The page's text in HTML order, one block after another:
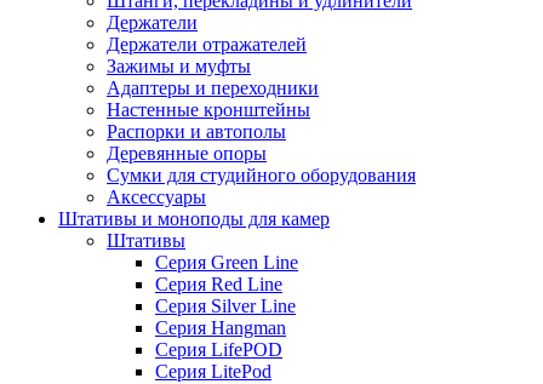
Держатели
Держатели отражателей
Зажимы и муфты
Адаптеры и переходники
Настенные кронштейны
Распорки и автополы
Деревянные опоры
Сумки для студийного оборудования
Аксессуары
Штативы и моноподы для камер
Штативы
Серия Green Line
Серия Red Line
Серия Silver Line
Серия Hangman
Серия LifePOD
Серия LitePod